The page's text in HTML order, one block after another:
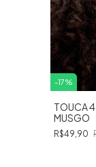
-17%
TOUCA
MUSGO
R$49,90